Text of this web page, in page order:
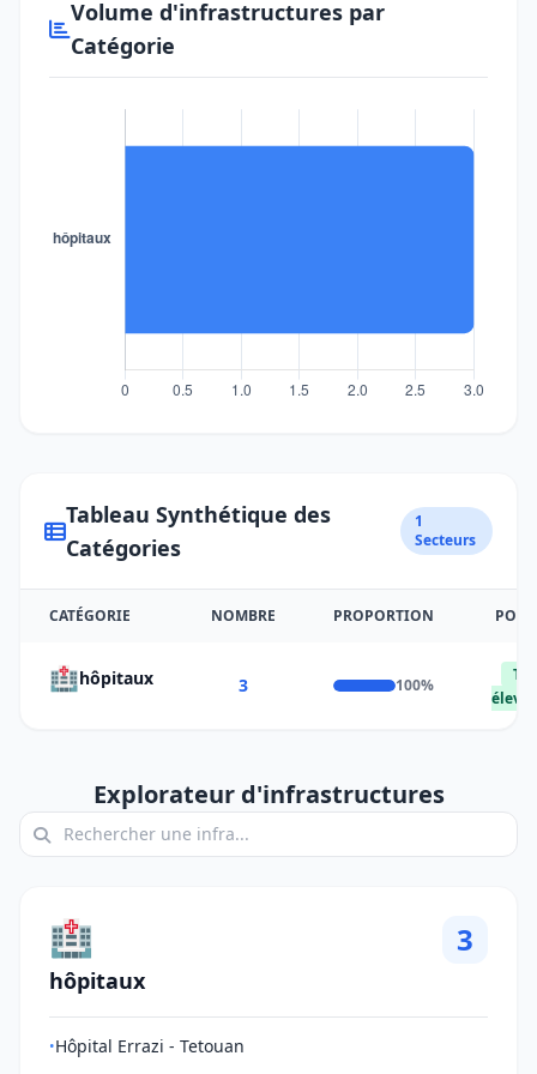
Volume d'infrastructures par
Catégorie
Tableau Synthétique des
Catégories
1
Secteurs
CATÉGORIE NOMBRE PROPORTION
🏥hôpitaux 3 100%
élevé
Explorateur d'infrastructures
🏥
hôpitaux
3
•Hôpital Errazi - Tetouan